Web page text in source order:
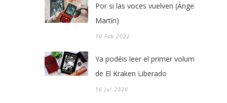
Por si las voces vuelven (Ángel
Martín)
10 Feb 2022
Ya podéis leer el primer volumen
de El Kraken Liberado
16 Jul 2020